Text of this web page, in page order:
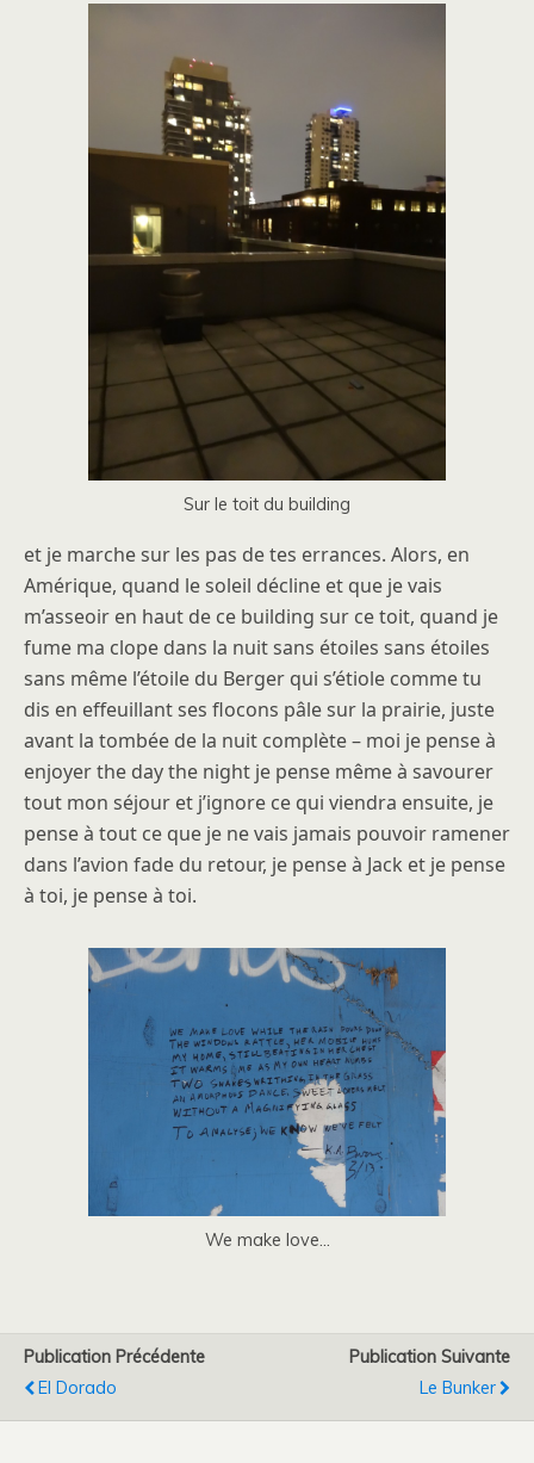
Sur le toit du building
et je marche sur les pas de tes errances. Alors, en
Amérique, quand le soleil décline et que je vais
m’asseoir en haut de ce building sur ce toit, quand je
fume ma clope dans la nuit sans étoiles sans étoiles
sans même l’étoile du Berger qui s’étiole comme tu
dis en effeuillant ses flocons pâle sur la prairie, juste
avant la tombée de la nuit complète – moi je pense à
enjoyer the day the night je pense même à savourer
tout mon séjour et j’ignore ce qui viendra ensuite, je
pense à tout ce que je ne vais jamais pouvoir ramener
dans l’avion fade du retour, je pense à Jack et je pense
à toi, je pense à toi.
We make love…
Publication Précédente
El Dorado
Publication Suivante
Le Bunker